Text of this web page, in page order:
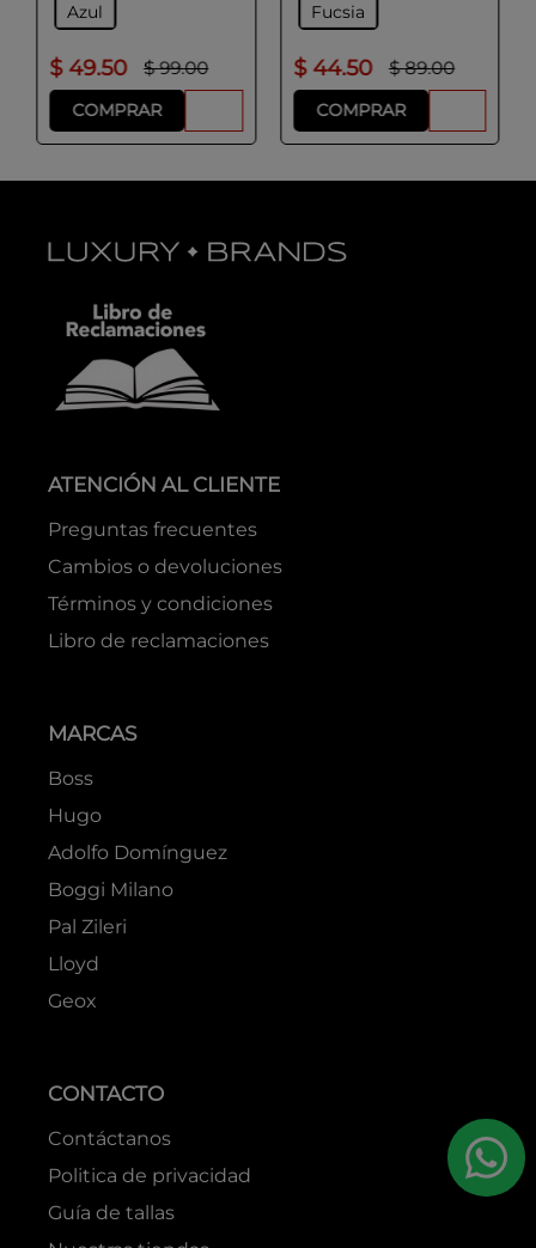
Azul
$ 49.50 $ 99.00
COMPRAR
Fucsia
$ 44.50 $ 89.00
COMPRAR
ATENCIÓN AL CLIENTE
Preguntas frecuentes
Cambios o devoluciones
Términos y condiciones
Libro de reclamaciones
MARCAS
Boss
Hugo
Adolfo Domínguez
Boggi Milano
Pal Zileri
Lloyd
Geox
CONTACTO
Contáctanos
Politica de privacidad
Guía de tallas